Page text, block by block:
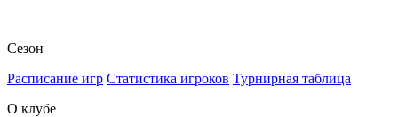
Сезон
Расписание игр Статистика игроков Турнирная таблица
О клубе